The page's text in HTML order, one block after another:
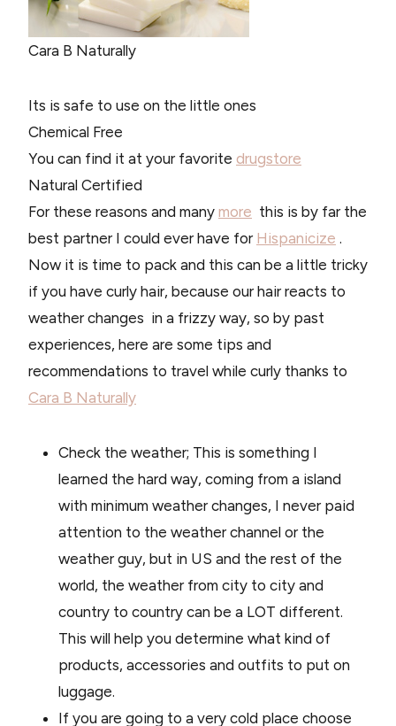
Cara B Naturally
Its is safe to use on the little ones
Chemical Free
You can find it at your favorite drugstore
Natural Certified
For these reasons and many more this is by far the
best partner I could ever have for Hispanicize .
Now it is time to pack and this can be a little tricky
if you have curly hair, because our hair reacts to
weather changes in a frizzy way, so by past
experiences, here are some tips and
recommendations to travel while curly thanks to
Cara B Naturally
Check the weather; This is something I
learned the hard way, coming from a island
with minimum weather changes, I never paid
attention to the weather channel or the
weather guy, but in US and the rest of the
world, the weather from city to city and
country to country can be a LOT different.
This will help you determine what kind of
products, accessories and outfits to put on
luggage.
If you are going to a very cold place choose